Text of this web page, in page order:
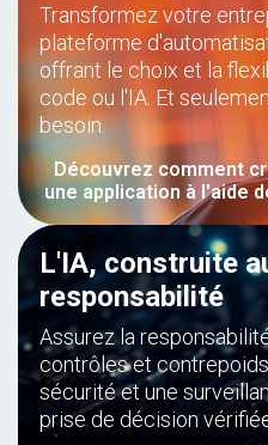
Transformez votre
plateforme
offrant le choix et la
code ou l'IA. Et
besoin.
Découvrez comment
une application à l'aide
L'IA, construite
responsabilité
Assurez la
contrôles et
sécurité et une
prise de décision